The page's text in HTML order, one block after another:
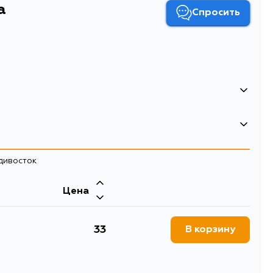
Спросить
0.001
V76W, V83W, V93W,
V66W, V96W, V74W,
Цена
33 В корзину